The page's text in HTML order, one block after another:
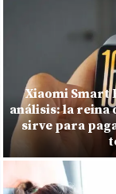
Xiaomi Smart
análisis: la reina
sirve para